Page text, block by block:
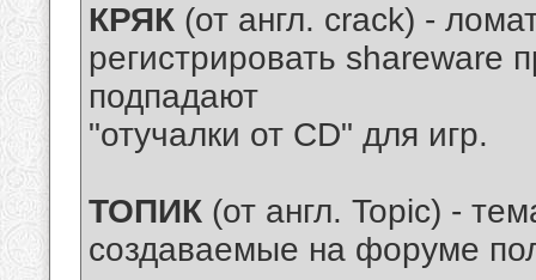
КРЯК (от англ. crack) -
регистрировать shareware
подпадают
"отучалки от CD" для игр.
ТОПИК (от англ. Topic) -
создаваемые на форуме